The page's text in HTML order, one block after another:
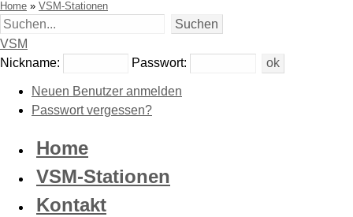
Home » VSM-Stationen
VSM
Nickname:
Passwort:
Neuen Benutzer anmelden
Passwort vergessen?
Home
VSM-Stationen
Kontakt